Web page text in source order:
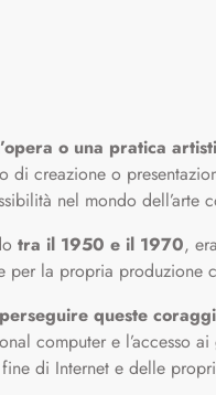
o una pratica
di creazione o
nel mondo dell’arte
tra il 1950 e il 1970,
per la propria produzione
queste
computer e l’accesso
di Internet e delle